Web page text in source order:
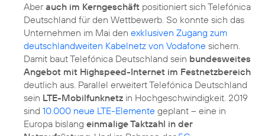
Aberauch im Kerngeschäft positioniert sich Telefónica
Deutschland für den Wettbewerb. So konnte sich das
Unternehmen im Mai den exklusiven Zugang zum
deutschlandweiten Kabelnetz von Vodafone sichern.
Damit baut Telefónica Deutschland sein bundesweites
Angebot mit Highspeed-Internet im Festnetzbereich
deutlich aus. Parallel erweitert Telefónica Deutschland
sein LTE-Mobilfunknetz in Hochgeschwindigkeit. 2019
sind 10.000 neue LTE-Elemente geplant – eine in
Europa bislang einmalige Taktzahl in der